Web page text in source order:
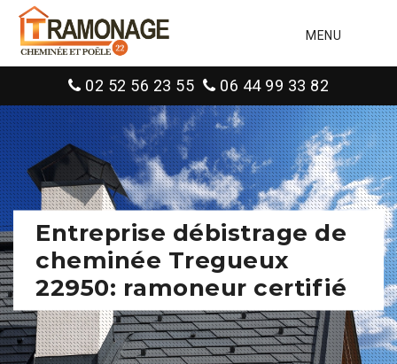
MENU
02 52 56 23 55 06 44 99 33 82
Entreprise débistrage de
cheminée Tregueux
22950: ramoneur certifié